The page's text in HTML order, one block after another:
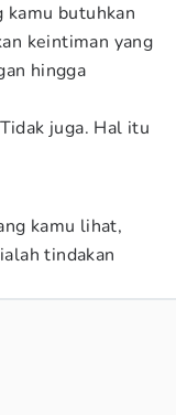
kamu butuhkan
keintiman yang
hingga
juga. Hal itu
kamu lihat,
tindakan